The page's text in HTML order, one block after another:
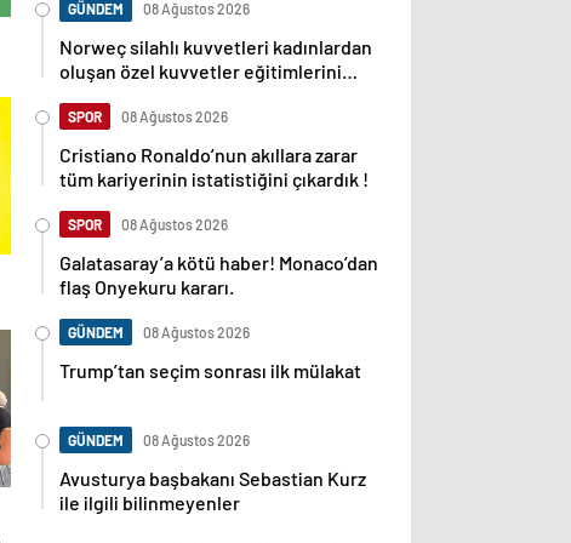
GÜNDEM 08 Ağustos 2026
Norweç silahlı kuvvetleri kadınlardan
oluşan özel kuvvetler eğitimlerini
SPOR 08 Ağustos 2026
Cristiano Ronaldo’nun akıllara zarar
tüm kariyerinin istatistiğini çıkardık !
SPOR 08 Ağustos 2026
Galatasaray’a kötü haber! Monaco’dan
flaş Onyekuru kararı.
GÜNDEM 08 Ağustos 2026
Trump’tan seçim sonrası ilk mülakat
GÜNDEM 08 Ağustos 2026
Avusturya başbakanı Sebastian Kurz
ile ilgili bilinmeyenler